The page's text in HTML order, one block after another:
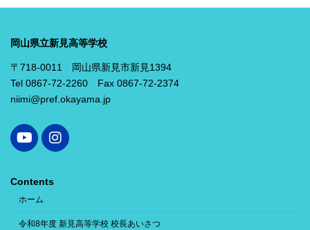
岡山県立新見高等学校
〒718-0011 岡山県新見市新見1394
Tel 0867-72-2260 Fax 0867-72-2374
niimi@pref.okayama.jp
Contents
ホーム
令和8年度 新見高等学校 校長あいさつ